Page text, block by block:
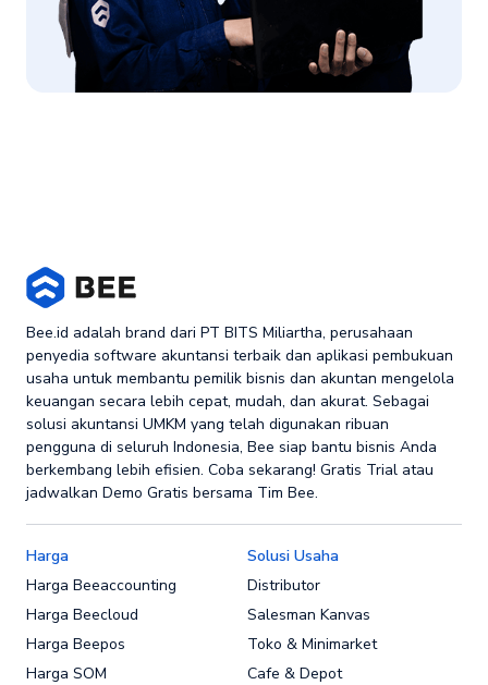
Bee.id adalah brand dari PT BITS Miliartha, perusahaan
penyedia software akuntansi terbaik dan aplikasi pembukuan
usaha untuk membantu pemilik bisnis dan akuntan mengelola
keuangan secara lebih cepat, mudah, dan akurat. Sebagai
solusi akuntansi UMKM yang telah digunakan ribuan
pengguna di seluruh Indonesia, Bee siap bantu bisnis Anda
berkembang lebih efisien. Coba sekarang! Gratis Trial atau
jadwalkan Demo Gratis bersama Tim Bee.
Harga
Harga Beeaccounting
Harga Beecloud
Harga Beepos
Harga SOM
Solusi Usaha
Distributor
Salesman Kanvas
Toko & Minimarket
Cafe & Depot